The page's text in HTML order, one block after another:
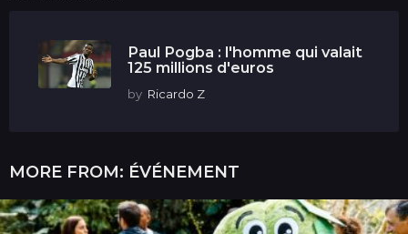
Paul Pogba : l'homme qui valait
125 millions d'euros
by Ricardo Z
MORE FROM: ÉVÉNEMENT